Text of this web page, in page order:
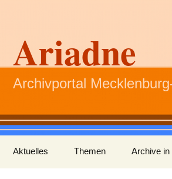
Ariadne
Archivportal
Inhalt
springen
Aktuelles Themen Archive in